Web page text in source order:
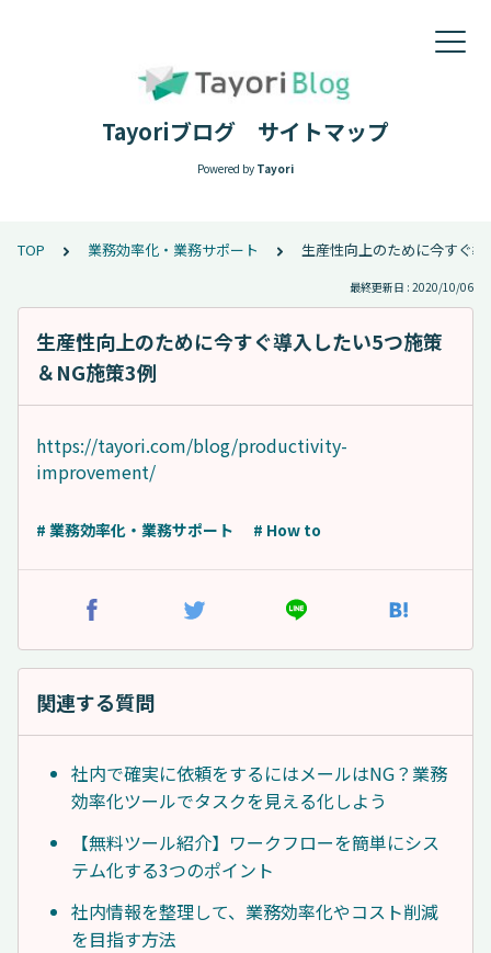
Tayoriブログ サイトマップ
Powered by Tayori
TOP 業務効率化・業務サポート 生産性向上のために今すぐ
最終更新日 : 2020/10/06
生産性向上のために今すぐ導入したい5つ施策
＆NG施策3例
https://tayori.com/blog/productivity-
improvement/
# 業務効率化・業務サポート # How to
関連する質問
社内で確実に依頼をするにはメールはNG？業務
効率化ツールでタスクを見える化しよう
【無料ツール紹介】ワークフローを簡単にシス
テム化する3つのポイント
社内情報を整理して、業務効率化やコスト削減
を目指す方法